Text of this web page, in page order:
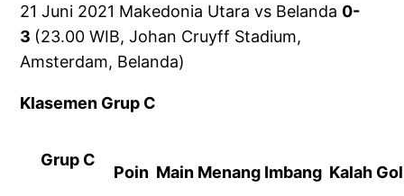
21 Juni 2021 Makedonia Utara vs Belanda 0-
3 (23.00 WIB, Johan Cruyff Stadium,
Amsterdam, Belanda)
Klasemen Grup C
Grup C
Poin Main Menang Imbang Kalah Gol